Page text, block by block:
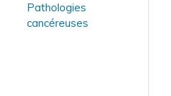
Pathologies
cancéreuses